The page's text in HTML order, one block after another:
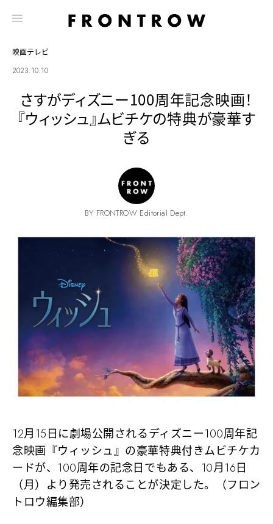
映画テレビ
2023.10.10
さすがディズニー100周年記念映画！
『ウィッシュ』ムビチケの特典が豪華す
ぎる
BY FRONTROW Editorial Dept.
12月15日に劇場公開されるディズニー100周年記
念映画『ウィッシュ』の豪華特典付きムビチケカ
ードが、100周年の記念日でもある、10月16日
（月）より発売されることが決定した。（フロン
トロウ編集部）